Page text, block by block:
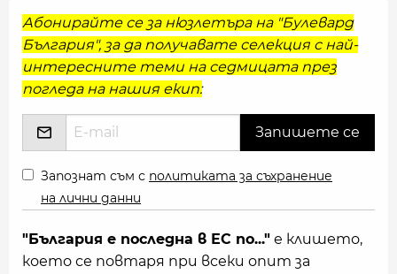
Абонирайте се за нюзлетъра на "Булевард
България", за да получавате селекция с най-
интересните теми на седмицата през
погледа на нашия екип:
Запознат съм с политиката за съхранение
на лични данни
"България е последна в ЕС по..." е клишето,
което се повтаря при всеки опит за